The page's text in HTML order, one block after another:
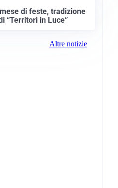
di feste, tradizione
“Territori in Luce”
Altre notizie